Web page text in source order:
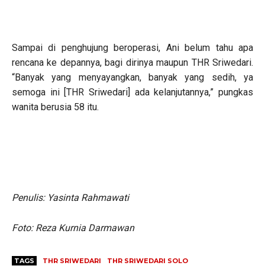
Sampai di penghujung beroperasi, Ani belum tahu apa
rencana ke depannya, bagi dirinya maupun THR Sriwedari.
“Banyak yang menyayangkan, banyak yang sedih, ya
semoga ini [THR Sriwedari] ada kelanjutannya,” pungkas
wanita berusia 58 itu.
Penulis: Yasinta Rahmawati
Foto: Reza Kurnia Darmawan
TAGS THR SRIWEDARI THR SRIWEDARI SOLO